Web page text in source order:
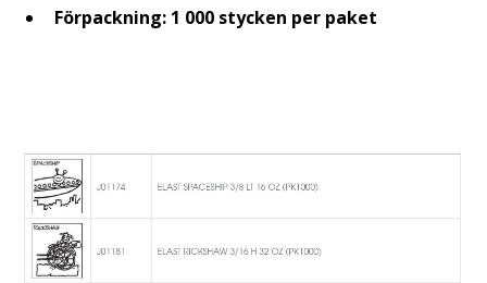
Förpackning: 1 000 stycken per paket